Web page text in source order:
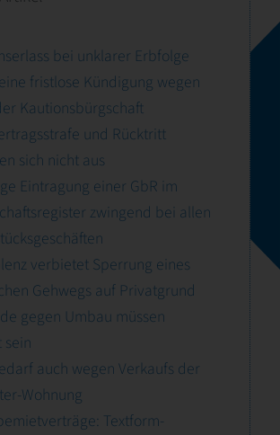
bei unklarer Erbfolge
fristlose Kündigung wegen
Kautionsbürgschaft
und Rücktritt
sich nicht aus
Eintragung einer GbR im
zwingend bei allen
verbietet Sperrung eines
Gehwegs auf Privatgrund
gegen Umbau müssen
sein
auch wegen Verkaufs der
Wohnung
Textform-